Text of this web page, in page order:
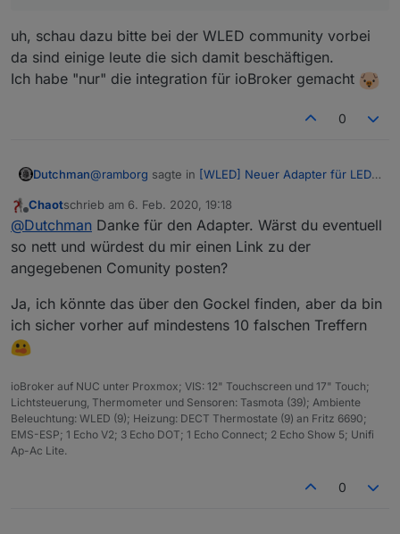
und läuft irgendwann wieder, die Stripes laufen
weiter. (Merkt man also nicht,nicht so schlimm )
uh, schau dazu bitte bei der WLED community vorbei
da sind einige leute die sich damit beschäftigen.
Ich habe "nur" die integration für ioBroker gemacht
0
Dutchman@ramborg sagte in [WLED] Neuer Adapter für LED
Wie kann ich die Led-stripse aufteilen?
Und wie funktioniert das mit dem ambilight?
Kann man auch custom abspeichern?
uh, schau dazu bitte bei der WLED community
vorbei da sind einige leute die sich damit
Ich habe "nur" die integration für ioBroker gemacht
Offline
Chaotschrieb am 6. Feb. 2020, 19:18
zuletzt editiert von
@Dutchman Danke für den Adapter. Wärst du eventuell
so nett und würdest du mir einen Link zu der
angegebenen Comunity posten?
Ja, ich könnte das über den Gockel finden, aber da bin
ich sicher vorher auf mindestens 10 falschen Treffern
ioBroker auf NUC unter Proxmox; VIS: 12" Touchscreen und 17" Touch;
Lichtsteuerung, Thermometer und Sensoren: Tasmota (39); Ambiente
Beleuchtung: WLED (9); Heizung: DECT Thermostate (9) an Fritz 6690;
EMS-ESP; 1 Echo V2; 3 Echo DOT; 1 Echo Connect; 2 Echo Show 5; Unifi
Ap-Ac Lite.
0